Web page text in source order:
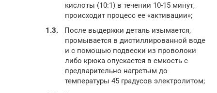
кислоты (10:1) в течении 10-15 минут,
происходит процесс ее «активации»;
После выдержки деталь изымается,
промывается в дистиллированной воде
и с помощью подвески из проволоки
либо крюка опускается в емкость с
предварительно нагретым до
температуры 45 градусов электролитом;